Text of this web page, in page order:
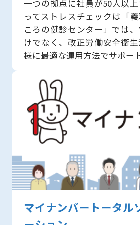
一つの拠点に社員が50人以
ってストレスチェックは「
ころの健診センター」では
けでなく、改正労働安全衛
様に最適な運用方法でサポー
マイナンバートータル